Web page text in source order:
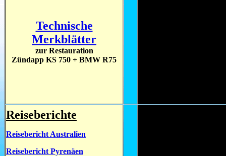
Technische
Merkblätter
zur Restauration
Zündapp KS 750 + BMW R75
Reiseberichte
Reisebericht Australien
Reisebericht Pyrenäen